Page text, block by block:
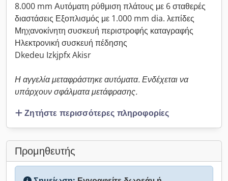
8.000 mm Αυτόματη ρύθμιση πλάτους με 6 σταθερές
διαστάσεις Εξοπλισμός με 1.000 mm dia. λεπίδες
Μηχανοκίνητη συσκευή περιστροφής καταγραφής
Ηλεκτρονική συσκευή πέδησης
Dkedeu Izkjpfx Akisr
Η αγγελία μεταφράστηκε αυτόματα. Ενδέχεται να
υπάρχουν σφάλματα μετάφρασης.
Ζητήστε περισσότερες πληροφορίες
Προμηθευτής